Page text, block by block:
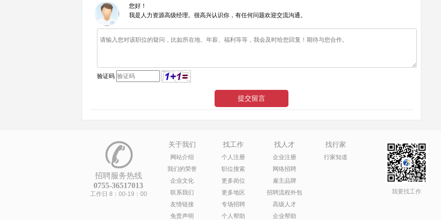
您好！
我是人力资源高级经理。很高兴认识你，有任何问题欢迎交流沟通。
验证码
招聘服务热线
0755-36517013
工作日 8：00-19：00
关于我们
网站介绍
我们的荣誉
企业文化
联系我们
友情链接
免责声明
找工作
个人注册
职位搜索
更多岗位
更多地区
专场招聘
个人帮助
找人才
企业注册
网络招聘
雇主品牌
招聘流程外包
高级人才
企业帮助
找行家
行家知道
我要找工作